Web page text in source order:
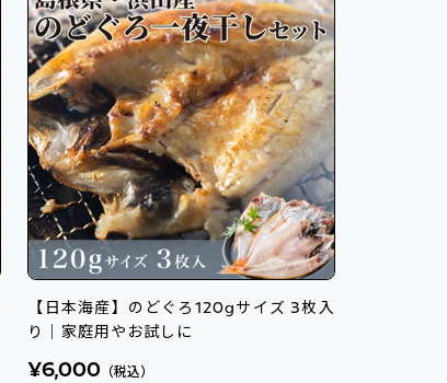
【日本海産】のどぐろ120gサイズ 3枚入
り｜家庭用やお試しに
¥6,000 （税込）